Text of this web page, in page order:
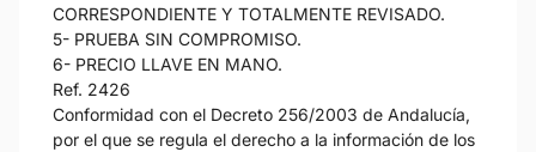
CORRESPONDIENTE Y TOTALMENTE REVISADO.
5- PRUEBA SIN COMPROMISO.
6- PRECIO LLAVE EN MANO.
Ref. 2426
Conformidad con el Decreto 256/2003 de Andalucía,
por el que se regula el derecho a la información de los